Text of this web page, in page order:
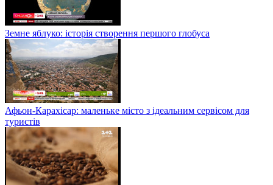
Земне яблуко: історія створення першого глобуса
Афьон-Карахісар: маленьке місто з ідеальним сервісом для
туристів